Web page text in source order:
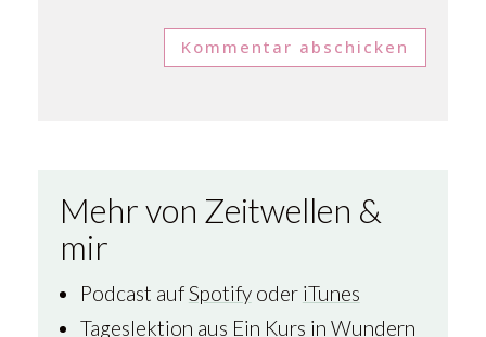
Kommentar abschicken
Mehr von Zeitwellen &
mir
Podcast aufSpotifyoder iTunes
Tageslektion aus Ein Kurs in Wundern